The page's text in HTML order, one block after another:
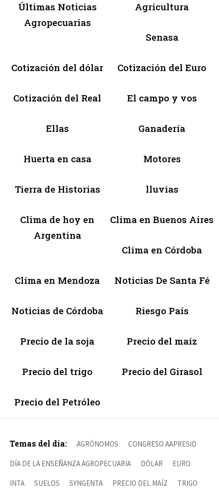
Últimas Noticias
Agropecuarias
Agricultura
Senasa
Cotización del dólar Cotización del Euro
Cotización del Real El campo y vos
Ellas Ganadería
Huerta en casa Motores
Tierra de Historias lluvias
Clima de hoy en
Argentina
Clima en Buenos Aires
Clima en Córdoba
Clima en Mendoza Noticias De Santa Fé
Noticias de Córdoba Riesgo País
Precio de la soja Precio del maíz
Precio del trigo Precio del Girasol
Precio del Petróleo
Temas del día: AGRÓNOMOS CONGRESO AAPRESID
DÍA DE LA ENSEÑANZA AGROPECUARIA DÓLAR EURO
INTA SUELOS SYNGENTA PRECIO DEL MAÍZ TRIGO